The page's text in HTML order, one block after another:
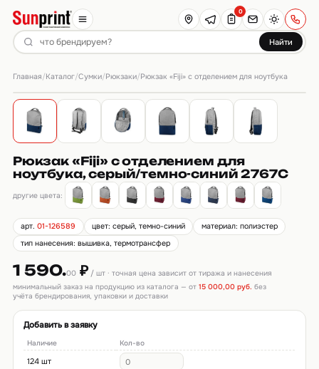
Найти
0
Главная/Каталог/Сумки/Рюкзаки/Рюкзак «Fiji» с отделением для ноутбука
Рюкзак «Fiji» с отделением для
ноутбука, серый/темно-синий 2767C
другие цвета:
арт.01-126589 цвет: серый, темно-синий
материал: полиэстер
тип нанесения: вышивка, термотрансфер
1 590.00₽/ шт · точная цена зависит от тиража и нанесения
минимальный заказ на продукцию из каталога — от 15 000,00 руб. без
учёта брендирования, упаковки и доставки
Добавить в заявку
Наличие Кол-во
124 шт